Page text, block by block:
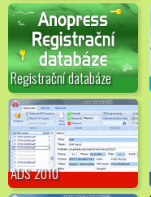
Registrační databáze
ADS 2010